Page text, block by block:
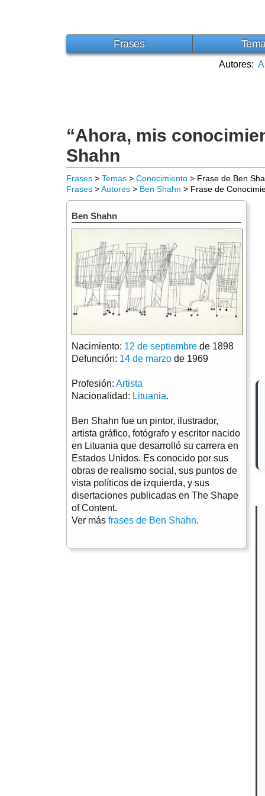
Frases
Autores: A
“Ahora, mis
Shahn
Frases > Temas > Conocimiento > Frase de Ben
Frases >Autores > Ben Shahn > Frase de
Ben Shahn
Nacimiento: 12 de septiembre de 1898
Defunción: 14 de marzo de 1969
Profesión: Artista
Nacionalidad: Lituania.
Ben Shahn fue un pintor, ilustrador,
artista gráfico, fotógrafo y escritor nacido
en Lituania que desarrolló su carrera en
Estados Unidos. Es conocido por sus
obras de realismo social, sus puntos de
vista políticos de izquierda, y sus
disertaciones publicadas en The Shape
of Content.
Ver más frases de Ben Shahn.